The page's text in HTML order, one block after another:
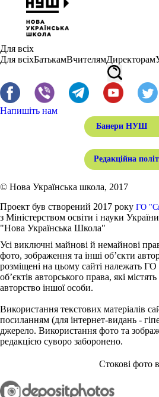
Для всіх
Для всіхБатькамВчителямДиректорам
Напишіть нам
Банери НУШ
Редакційна
© Нова Українська школа, 2017
Проект був створений 2017 року ГО
з Міністерством освіти і науки
"Нова Українська Школа"
Усі виключні майнові й немайнові
фото, зображення та інші об’єкти
розміщені на цьому сайті належать ГО
об’єктів авторського права, які
авторство іншої особи.
Використання текстових матеріалів
посиланням (для інтернет-видань -
джерело. Використання фото та
редакцією суворо заборонено.
Стокові фото